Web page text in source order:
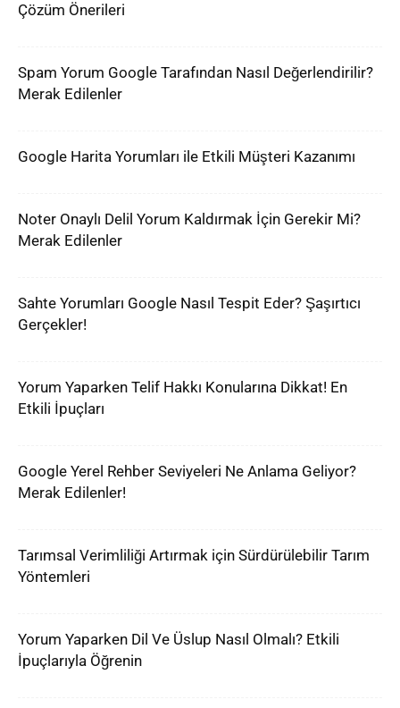
Çözüm Önerileri
Spam Yorum Google Tarafından Nasıl Değerlendirilir?
Merak Edilenler
Google Harita Yorumları ile Etkili Müşteri Kazanımı
Noter Onaylı Delil Yorum Kaldırmak İçin Gerekir Mi?
Merak Edilenler
Sahte Yorumları Google Nasıl Tespit Eder? Şaşırtıcı
Gerçekler!
Yorum Yaparken Telif Hakkı Konularına Dikkat! En
Etkili İpuçları
Google Yerel Rehber Seviyeleri Ne Anlama Geliyor?
Merak Edilenler!
Tarımsal Verimliliği Artırmak için Sürdürülebilir Tarım
Yöntemleri
Yorum Yaparken Dil Ve Üslup Nasıl Olmalı? Etkili
İpuçlarıyla Öğrenin